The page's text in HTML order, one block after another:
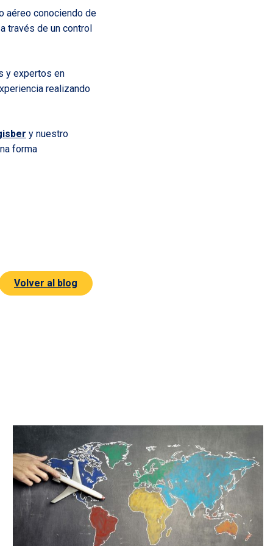
aéreo conociendo de
través de un control
y expertos en
realizando
y nuestro
forma
Volver al blog